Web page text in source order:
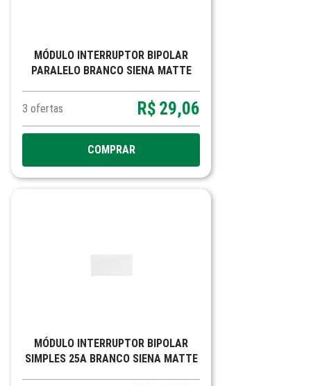
MÓDULO INTERRUPTOR BIPOLAR
PARALELO BRANCO SIENA MATTE
3 ofertas R$ 29,06
COMPRAR
MÓDULO INTERRUPTOR BIPOLAR
SIMPLES 25A BRANCO SIENA MATTE